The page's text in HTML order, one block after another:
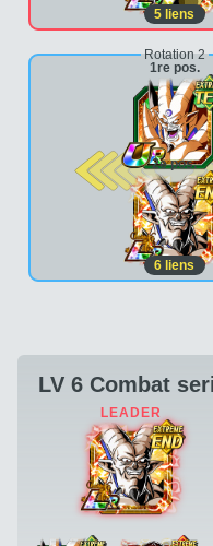
5 liens
Rotation 2
1re pos.
2e pos.
6 liens
LV 6 Combat